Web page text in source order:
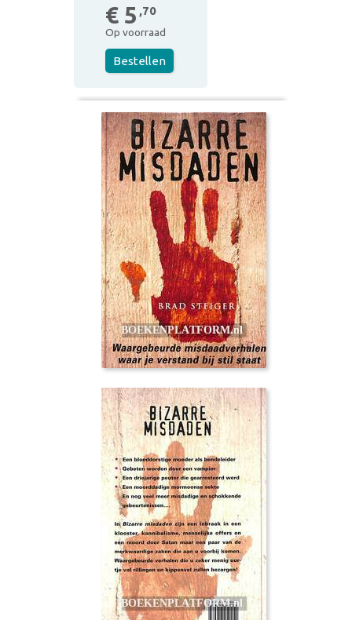
€ 5 ,70
Op voorraad
Bestellen